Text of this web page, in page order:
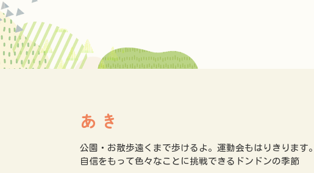
あき
公園・お散歩遠くまで歩けるよ。運動会もはりきります。
自信をもって色々なことに挑戦できるドンドンの季節